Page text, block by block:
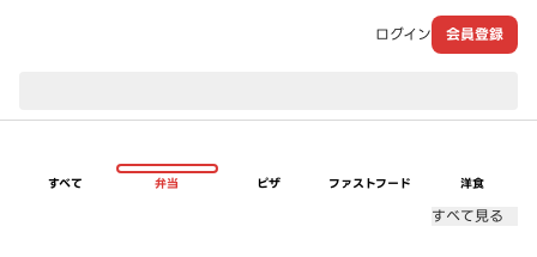
ログイン 会員登録
すべて 弁当 ピザ ファストフード 洋食
すべて見る